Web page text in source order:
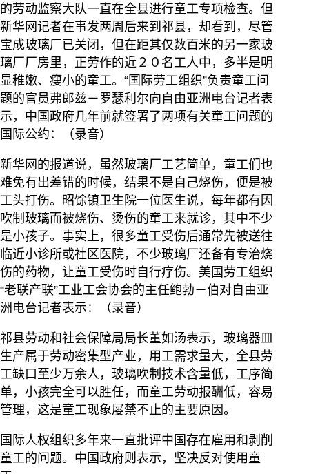
的劳动监察大队一直在全县进行童工专项检查。但
新华网记者在事发两周后来到祁县，却看到，尽管
宝成玻璃厂已关闭，但在距其仅数百米的另一家玻
璃厂厂房里，正劳作的近２０名工人中，多半是明
显稚嫩、瘦小的童工。“国际劳工组织”负责童工问
题的官员弗郎兹－罗瑟利尔向自由亚洲电台记者表
示，中国政府几年前就签署了两项有关童工问题的
国际公约：（录音）
新华网的报道说，虽然玻璃厂工艺简单，童工们也
难免有出差错的时候，结果不是自己烧伤，便是被
工头打伤。昭馀镇卫生院一位医生说，每年都有因
吹制玻璃而被烧伤、烫伤的童工来就诊，其中不少
是小孩子。事实上，很多童工受伤后通常先被送往
临近小诊所或社区医院，不少玻璃厂还备有专治烧
伤的药物，让童工受伤时自行疗伤。美国劳工组织
“老联产联”工业工会协会的主任鲍勃－伯对自由亚
洲电台记者表示：（录音）
祁县劳动和社会保障局局长董如汤表示，玻璃器皿
生产属于劳动密集型产业，用工需求量大，全县劳
工缺口至少万余人，玻璃吹制技术含量低，工序简
单，小孩完全可以胜任，而童工劳动报酬低，容易
管理，这是童工现象屡禁不止的主要原因。
国际人权组织多年来一直批评中国存在雇用和剥削
童工的问题。中国政府则表示，坚决反对使用童